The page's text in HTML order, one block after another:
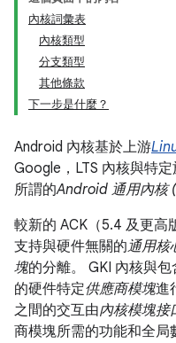
內核詞彙表
內核類型
分支類型
其他條款
下一步是什麼？
Android 內核基於上游
Google，LTS 內核與特
所謂的Android 通用內核
較新的 ACK（5.4 及更高
支持與硬件無關的通用核
塊的分離。 GKI 內核與
的硬件特定供應商模塊進
之間的交互由內核模塊接
商模塊所需的功能和全局